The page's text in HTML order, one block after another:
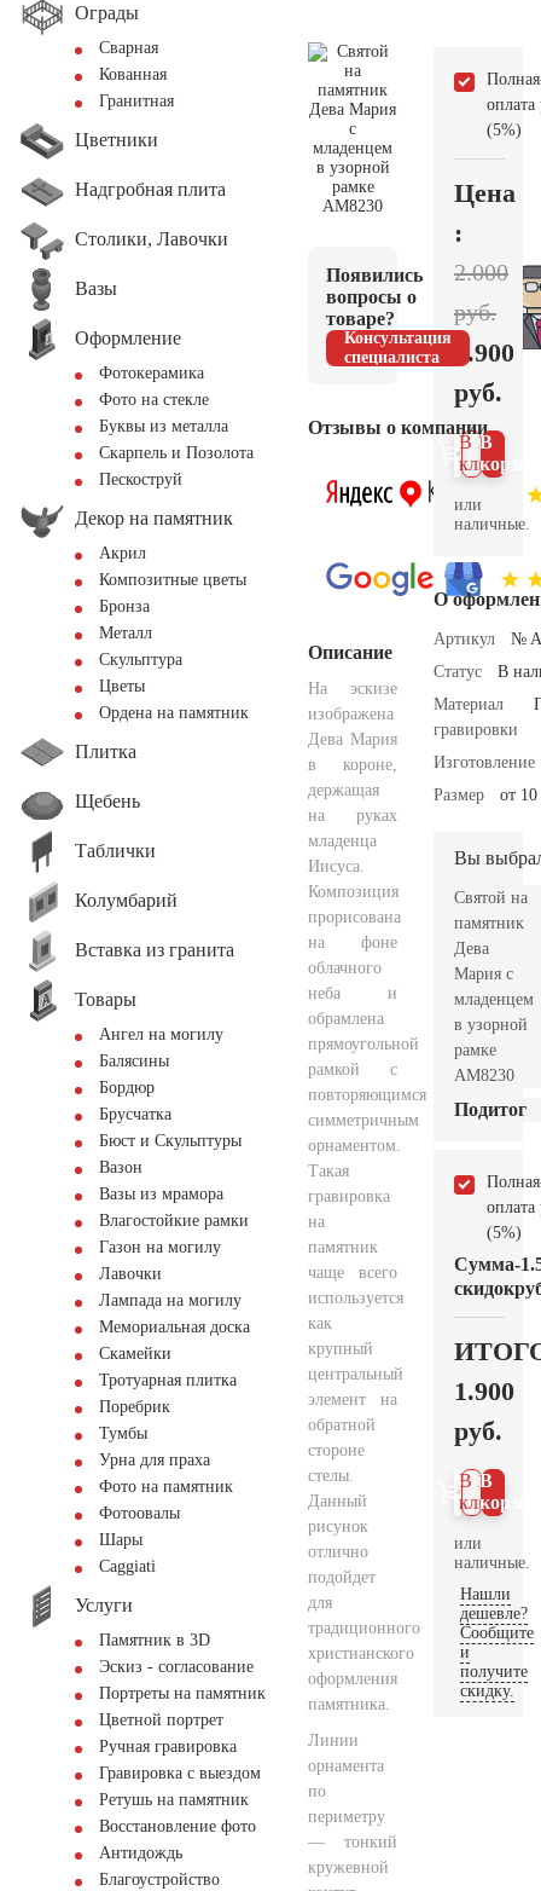
Ограды
Сварная
Кованная
Гранитная
Цветники
Надгробная плита
Столики, Лавочки
Вазы
Оформление
Фотокерамика
Фото на стекле
Буквы из металла
Скарпель и Позолота
Пескоструй
Декор на памятник
Акрил
Композитные цветы
Бронза
Металл
Скульптура
Цветы
Ордена на памятник
Плитка
Щебень
Таблички
Колумбарий
Вставка из гранита
Товары
Ангел на могилу
Балясины
Бордюр
Брусчатка
Бюст и Скульптуры
Вазон
Вазы из мрамора
Влагостойкие рамки
Газон на могилу
Лавочки
Лампада на могилу
Мемориальная доска
Скамейки
Тротуарная плитка
Поребрик
Тумбы
Урна для праха
Фото на памятник
Фотоовалы
Шары
Сaggiati
Услуги
Памятник в 3D
Эскиз - согласование
Портреты на памятник
Цветной портрет
Ручная гравировка
Гравировка с выездом
Ретушь на памятник
Восстановление фото
Антидождь
Благоустройство
Появились
вопросы о
товаре?
Консультация
специалиста
Отзывы о компании
Описание
На эскизе
изображена
Дева Мария
в короне,
держащая
на руках
младенца
Иисуса.
Композиция
прорисована
на фоне
облачного
неба и
обрамлена
прямоугольной
рамкой с
повторяющимся
симметричным
орнаментом.
Такая
гравировка
на
памятник
чаще всего
используется
как
крупный
центральный
элемент на
обратной
стороне
стелы.
Данный
рисунок
отлично
подойдет
для
традиционного
христианского
оформления
памятника.
Линии
орнамента
по
периметру
— тонкий
кружевной
Полная
оплата
(5%)
Цена
:
2.000
руб.
1.900
руб.
В
В 1
клик
или
наличные.
О
Артикул
№
Статус
В
Материал
гравировки
Изготовление
Размер
от
Вы
Святой на
памятник
Дева
Мария с
младенцем
в узорной
рамке
AM8230
Подитог
Полная
оплата
(5%)
Сумма
скидок
-
1.900
руб.
В
В 1
клик
или
наличные.
Нашли
дешевле?
Сообщите
и
получите
скидку.